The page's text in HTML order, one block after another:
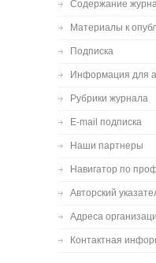
Содержание
Материалы к
Подписка
Информация для
Рубрики журнала
E-mail подписка
Наши партнеры
Навигатор по
Авторский
Адреса
Контактная